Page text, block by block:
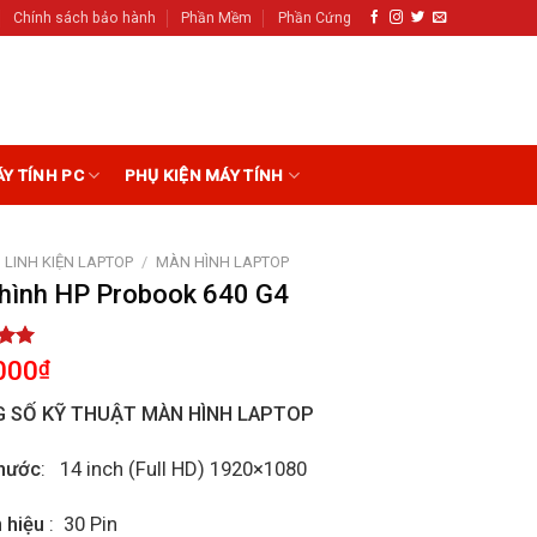
Chính sách bảo hành Phần Mềm Phần Cứng
TÍNH PC PHỤ KIỆN MÁY TÍNH
LINH KIỆN LAPTOP / MÀN HÌNH LAPTOP
HP Probook 640 G4
₫
SỐ KỸ THUẬT MÀN HÌNH LAPTOP
: 14 inch (Full HD) 1920×1080
hiệu : 30 Pin